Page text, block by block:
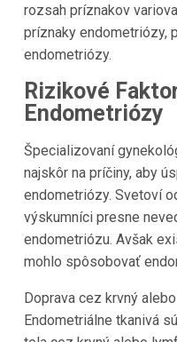
rozsah príznakov
príznaky endometriózy,
endometriózy.
Rizikové
Endometriózy
Špecializovaní
najskôr na príčiny, aby
endometriózy. Svetoví
výskumníci presne
endometriózu. Avšak
mohlo spôsobovať
Doprava cez krvný
Endometriálne tkanivá